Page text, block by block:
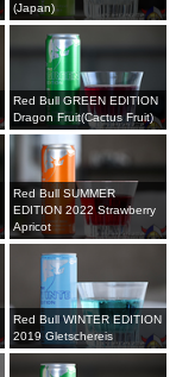
(Japan)
Red Bull GREEN EDITION
Dragon Fruit(Cactus Fruit)
Red Bull SUMMER
EDITION 2022 Strawberry
Apricot
Red Bull WINTER EDITION
2019 Gletschereis